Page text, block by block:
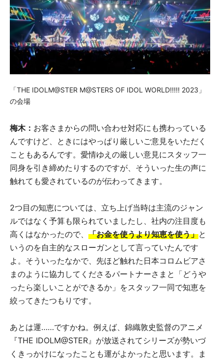
「THE IDOLM@STER M@STERS OF IDOL WORLD!!!!! 2023」
の会場
梅木： お客さまからの問い合わせ対応にも携わっている
んですけど、ときにはやっぱり厳しいご意見をいただく
こともあるんです。愛情ゆえの厳しい意見にスタッフ一
同身を引き締めたりするのですが、そういった生の声に
触れても愛されているのが伝わってきます。
2つ目の知恵については、立ち上げ当時は主流のジャン
ルではなく予算も限られていましたし、社内の注目度も
高くはなかったので、 「お金を使うより知恵を使う」と
いうのを自主的なスローガンとして言っていたんです
よ。そういったなかで、先ほど触れた日本コロムビアさ
まのように協力してくださるパートナーさまと「どうや
ったら楽しいことができるか」をスタッフ一同で知恵を
絞ってきたつもりです。
あとは運……ですかね。例えば、錦織敦史監督のアニメ
『THE IDOLM@STER』が放送されてシリーズが勢いづ
くきっかけになったことも運がよかったと思います。ま